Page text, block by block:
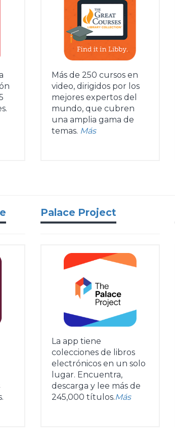
Más de 250 cursos en
video, dirigidos por los
mejores expertos del
mundo, que cubren
una amplia gama de
temas. Más
Palace Project
La app tiene
colecciones de libros
electrónicos en un solo
lugar. Encuentra,
descarga y lee más de
245,000 títulos.Más